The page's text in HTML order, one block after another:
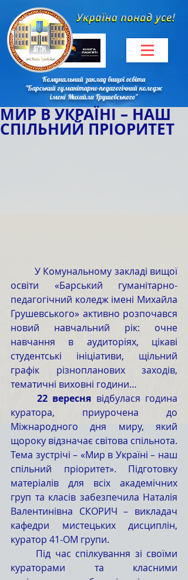
Комунальний заклад вищої освіти
"Барський гуманітарно-педагогічний коледж
імені Михайла Грушевського"
МИР В УКРАЇНІ – НАШ
СПІЛЬНИЙ ПРІОРИТЕТ
освіти «Барський гуманітарно-
педагогічний коледж імені Михайла
Грушевського» активно розпочався
новий навчальний рік: очне
навчання в аудиторіях, цікаві
студентські ініціативи, щільний
графік різнопланових заходів,
тематичні виховні години…
	22 вересня
відбулася година
куратора, приурочена до
Міжнародного дня миру, який
щороку відзначає світова спільнота.
Тема зустрічі – «Мир в Україні – наш
спільний пріоритет». Підготовку
матеріалів для всіх академічних
груп та класів забезпечила Наталія
Валентинівна СКОРИЧ – викладач
кафедри мистецьких дисциплін,
куратор 41-ОМ групи.
кураторами та класними